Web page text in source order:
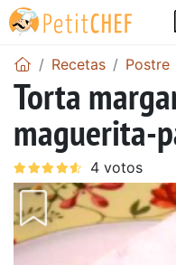
Recetas Postre
Torta
maguerita-